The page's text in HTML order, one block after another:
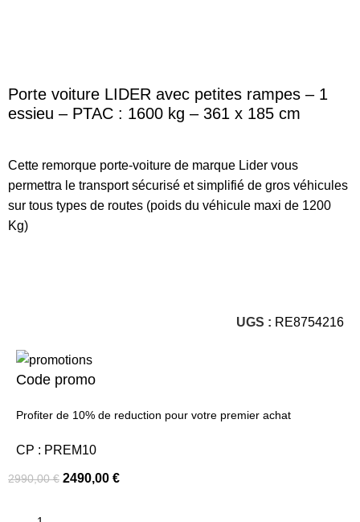
Porte voiture LIDER avec petites rampes – 1
essieu – PTAC : 1600 kg – 361 x 185 cm
Cette remorque porte-voiture de marque Lider vous
permettra le transport sécurisé et simplifié de gros véhicules
sur tous types de routes (poids du véhicule maxi de 1200
Kg)
UGS : RE8754216
Code promo
Profiter de 10% de reduction pour votre premier achat
CP : PREM10
2990,00€ 2490,00€